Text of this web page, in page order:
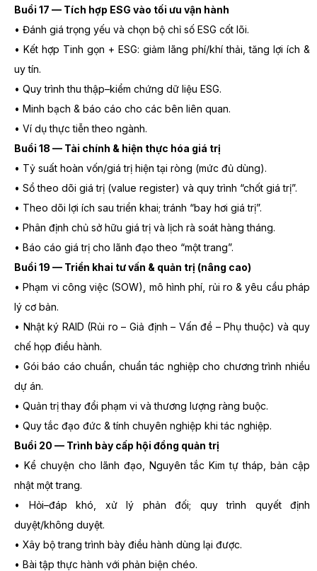
Buổi 17 — Tích hợp ESG vào tối ưu vận hành
• Đánh giá trọng yếu và chọn bộ chỉ số ESG cốt lõi.
• Kết hợp Tinh gọn + ESG: giảm lãng phí/khí thải, tăng lợi ích &
uy tín.
• Quy trình thu thập–kiểm chứng dữ liệu ESG.
• Minh bạch & báo cáo cho các bên liên quan.
• Ví dụ thực tiễn theo ngành.
Buổi 18 — Tài chính & hiện thực hóa giá trị
• Tỷ suất hoàn vốn/giá trị hiện tại ròng (mức đủ dùng).
• Sổ theo dõi giá trị (value register) và quy trình “chốt giá trị”.
• Theo dõi lợi ích sau triển khai; tránh “bay hơi giá trị”.
• Phân định chủ sở hữu giá trị và lịch rà soát hàng tháng.
• Báo cáo giá trị cho lãnh đạo theo “một trang”.
Buổi 19 — Triển khai tư vấn & quản trị (nâng cao)
• Phạm vi công việc (SOW), mô hình phí, rủi ro & yêu cầu pháp
lý cơ bản.
• Nhật ký RAID (Rủi ro – Giả định – Vấn đề – Phụ thuộc) và quy
chế họp điều hành.
• Gói báo cáo chuẩn, chuẩn tác nghiệp cho chương trình nhiều
dự án.
• Quản trị thay đổi phạm vi và thương lượng ràng buộc.
• Quy tắc đạo đức & tính chuyên nghiệp khi tác nghiệp.
Buổi 20 — Trình bày cấp hội đồng quản trị
• Kể chuyện cho lãnh đạo, Nguyên tắc Kim tự tháp, bản cập
nhật một trang.
• Hỏi–đáp khó, xử lý phản đối; quy trình quyết định
duyệt/không duyệt.
• Xây bộ trang trình bày điều hành dùng lại được.
• Bài tập thực hành với phản biện chéo.